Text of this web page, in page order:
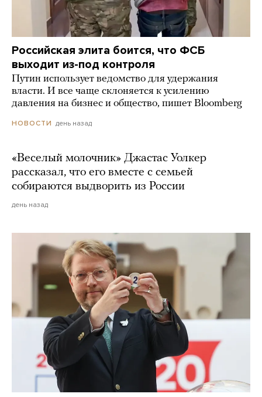
Российская элита боится, что ФСБ
выходит из-под контроля
Путин использует ведомство для удержания
власти. И все чаще склоняется к усилению
давления на бизнес и общество, пишет Bloomberg
НОВОСТИ день назад
«Веселый молочник» Джастас Уолкер
рассказал, что его вместе с семьей
собираются выдворить из России
день назад